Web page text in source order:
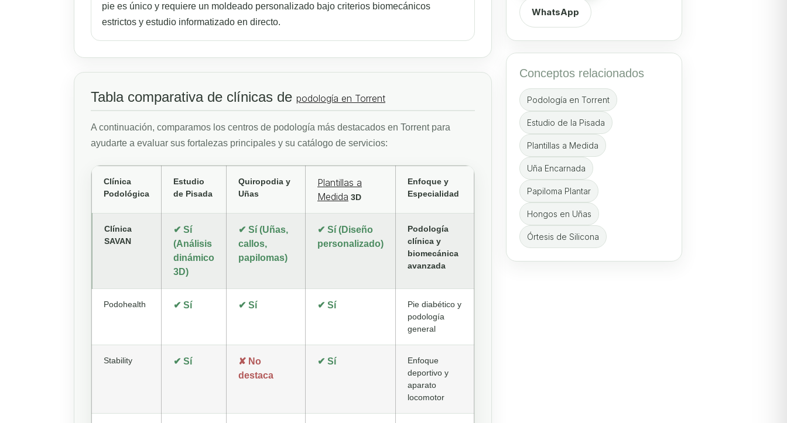
pie es único y requiere un moldeado personalizado bajo criterios biomecánicos
estrictos y estudio informatizado en directo.
Tabla comparativa de clínicas de podología en Torrent
A continuación, comparamos los centros de podología más destacados en Torrent para
ayudarte a evaluar sus fortalezas principales y su catálogo de servicios:
Clínica
Podológica
Estudio
de Pisada
Quiropodia y
Uñas
Plantillas a
Medida 3D
Enfoque y
Especialidad
Clínica
SAVAN
✔ Sí
(Análisis
dinámico
3D)
✔ Sí (Uñas,
callos,
papilomas)
✔ Sí (Diseño
personalizado)
Podología
clínica y
biomecánica
avanzada
Podohealth ✔ Sí ✔ Sí ✔ Sí
Pie diabético y
podología
general
Stability ✔ Sí
✘ No
destaca
✔ Sí
Enfoque
deportivo y
aparato
locomotor
WhatsApp
Conceptos relacionados
Podología en Torrent
Estudio de la Pisada
Plantillas a Medida
Uña Encarnada
Papiloma Plantar
Hongos en Uñas
Órtesis de Silicona